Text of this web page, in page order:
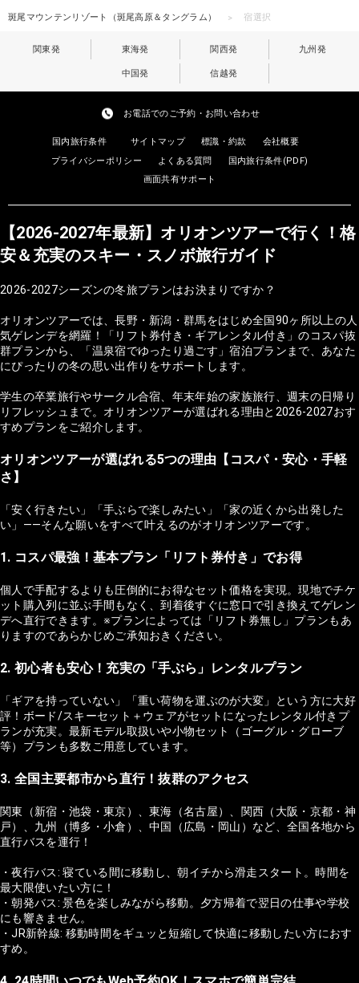
斑尾マウンテンリゾート（斑尾高原＆タングラム） 宿選択
関東発 東海発 関西発 九州発
中国発 信越発
お電話でのご予約・お問い合わせ
国内旅行条件 サイトマップ 標識・約款
会社概要
プライバシーポリシー
よくある質問
国内旅行条件(PDF)
画面共有サポート
【2026-2027年最新】オリオンツアーで行く！格
安＆充実のスキー・スノボ旅行ガイド
2026-2027シーズンの冬旅プランはお決まりですか？
オリオンツアーでは、長野・新潟・群馬をはじめ全国90ヶ所以上の人
気ゲレンデを網羅！「リフト券付き・ギアレンタル付き」のコスパ抜
群プランから、「温泉宿でゆったり過ごす」宿泊プランまで、あなた
にぴったりの冬の思い出作りをサポートします。
学生の卒業旅行やサークル合宿、年末年始の家族旅行、週末の日帰り
リフレッシュまで。オリオンツアーが選ばれる理由と2026-2027おす
すめプランをご紹介します。
オリオンツアーが選ばれる5つの理由【コスパ・安心・手軽
さ】
「安く行きたい」「手ぶらで楽しみたい」「家の近くから出発した
い」——そんな願いをすべて叶えるのがオリオンツアーです。
1. コスパ最強！基本プラン「リフト券付き」でお得
個人で手配するよりも圧倒的にお得なセット価格を実現。現地でチケ
ット購入列に並ぶ手間もなく、到着後すぐに窓口で引き換えてゲレン
デへ直行できます。※プランによっては「リフト券無し」プランもあ
りますのであらかじめご承知おきください。
2. 初心者も安心！充実の「手ぶら」レンタルプラン
「ギアを持っていない」「重い荷物を運ぶのが大変」という方に大好
評！ボード/スキーセット＋ウェアがセットになったレンタル付きプ
ランが充実。最新モデル取扱いや小物セット（ゴーグル・グローブ
等）プランも多数ご用意しています。
3. 全国主要都市から直行！抜群のアクセス
関東（新宿・池袋・東京）、東海（名古屋）、関西（大阪・京都・神
戸）、九州（博多・小倉）、中国（広島・岡山）など、全国各地から
直行バスを運行！
・夜行バス: 寝ている間に移動し、朝イチから滑走スタート。時間を
最大限使いたい方に！
・朝発バス: 景色を楽しみながら移動。夕方帰着で翌日の仕事や学校
にも響きません。
・JR新幹線: 移動時間をギュッと短縮して快適に移動したい方におす
すめ。